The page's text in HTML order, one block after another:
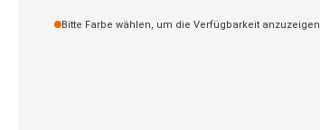
Bitte Farbe wählen, um die Verfügbarkeit anzuzeigen